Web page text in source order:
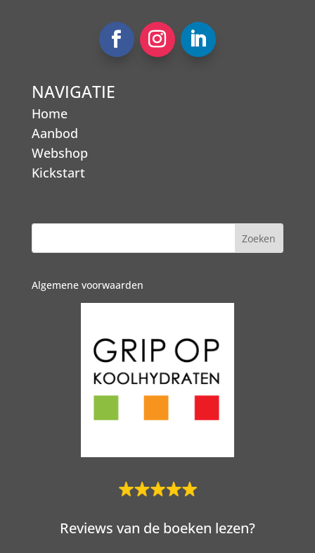
NAVIGATIE
Home
Aanbod
Webshop
Kickstart
Algemene voorwaarden
Reviews van de boeken lezen?